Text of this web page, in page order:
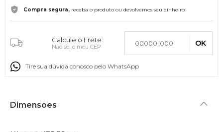
Compra segura, receba o produto ou devolvemos seu dinheiro
Calcule o Frete:
Não sei o meu CEP OK
Tire sua dúvida conosco pelo WhatsApp
Dimensões